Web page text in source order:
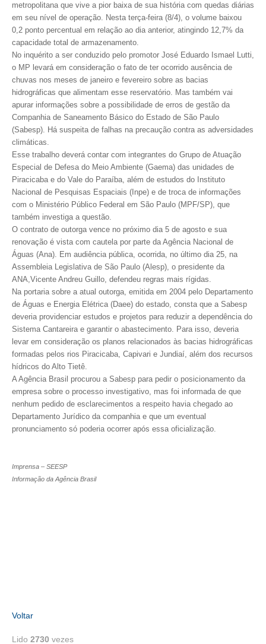
NÚCLEO DA MULHER ENGENHEIRA
TRANSPARÊNCIA
JURÍDICO
CONSULTORIA
ACORDOS, CONVENÇÕES E DISSÍDIOS
CONTRIBUIÇÕES
CONTRIBUIÇÃO ASSISTENCIAL
CONTRIBUIÇÃO ASSOCIATIVA OU ANUIDADE DE SÓCIO
CONTRIBUIÇÃO SINDICAL URBANA
REVISÃO DE APOSENTADORIA
FGTS EXPURGOS
FGTS CORREÇÃO
LEGISLAÇÃO
LEI 4.950-A/1966 – PISO SALARIAL
LEI 5.194/1966 – REGULAMENTAÇÃO DA PROFISSÃO
LEI 6.496/1977 – ART
RES 1.002/2002 – CÓDIGO DE ÉTICA
HOMOLOGAÇÕES
NEWSLETTER
metropolitana que vive a pior baixa de sua história com quedas diárias
em seu nível de operação. Nesta terça-feira (8/4), o volume baixou
0,2 ponto percentual em relação ao dia anterior, atingindo 12,7% da
capacidade total de armazenamento.
No inquérito a ser conduzido pelo promotor José Eduardo Ismael Lutti,
o MP levará em consideração o fato de ter ocorrido ausência de
chuvas nos meses de janeiro e fevereiro sobre as bacias
hidrográficas que alimentam esse reservatório. Mas também vai
apurar informações sobre a possibilidade de erros de gestão da
Companhia de Saneamento Básico do Estado de São Paulo
(Sabesp). Há suspeita de falhas na precaução contra as adversidades
climáticas.
Esse trabalho deverá contar com integrantes do Grupo de Atuação
Especial de Defesa do Meio Ambiente (Gaema) das unidades de
Piracicaba e do Vale do Paraíba, além de estudos do Instituto
Nacional de Pesquisas Espaciais (Inpe) e de troca de informações
com o Ministério Público Federal em São Paulo (MPF/SP), que
também investiga a questão.
O contrato de outorga vence no próximo dia 5 de agosto e sua
renovação é vista com cautela por parte da Agência Nacional de
Águas (Ana). Em audiência pública, ocorrida, no último dia 25, na
Assembleia Legislativa de São Paulo (Alesp), o presidente da
ANA,Vicente Andreu Guillo, defendeu regras mais rígidas.
Na portaria sobre a atual outorga, emitida em 2004 pelo Departamento
de Águas e Energia Elétrica (Daee) do estado, consta que a Sabesp
deveria providenciar estudos e projetos para reduzir a dependência do
Sistema Cantareira e garantir o abastecimento. Para isso, deveria
levar em consideração os planos relacionados às bacias hidrográficas
formadas pelos rios Piracicaba, Capivari e Jundiaí, além dos recursos
hídricos do Alto Tietê.
A Agência Brasil procurou a Sabesp para pedir o posicionamento da
empresa sobre o processo investigativo, mas foi informada de que
nenhum pedido de esclarecimentos a respeito havia chegado ao
Departamento Jurídico da companhia e que um eventual
pronunciamento só poderia ocorrer após essa oficialização.
Imprensa – SEESP
Informação da Agência Brasil
Voltar
Lido 2730 vezes